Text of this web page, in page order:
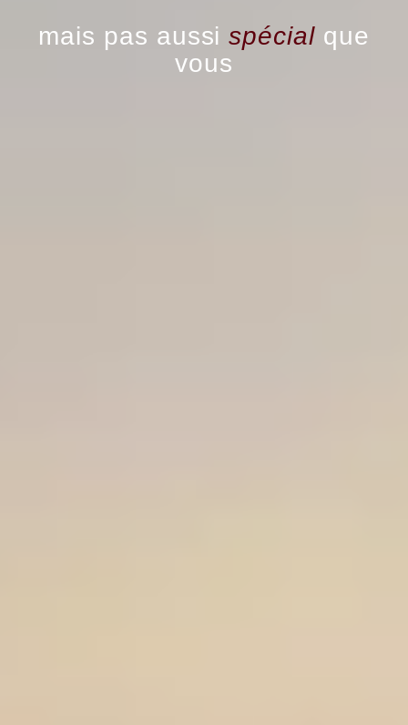
mais pas aussispécial que
vous